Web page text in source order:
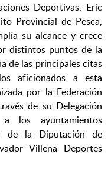
Deportivas, Eric
Provincial de Pesca,
su alcance y crece
distintos puntos de la
de las principales citas
aficionados a esta
por la Federación
de su Delegación
los ayuntamientos
de la Diputación de
Villena Deportes